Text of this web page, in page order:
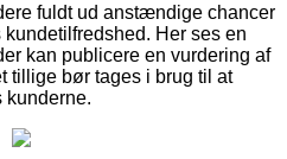
fuldt ud anstændige chancer
Her ses en
kan publicere en vurdering af
tillige bør tages i brug til at
kunderne.